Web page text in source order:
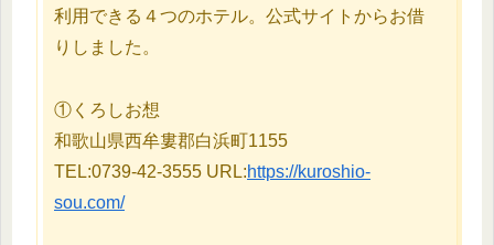
利用できる４つのホテル。公式サイトからお借
りしました。
①くろしお想
和歌山県西牟婁郡白浜町1155
TEL:0739-42-3555 URL:https://kuroshio-
sou.com/